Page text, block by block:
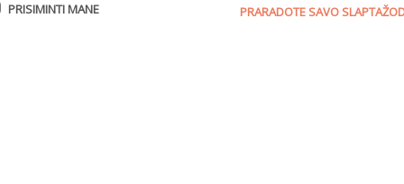
PRISIMINTI MANE PRARADOTE SAVO